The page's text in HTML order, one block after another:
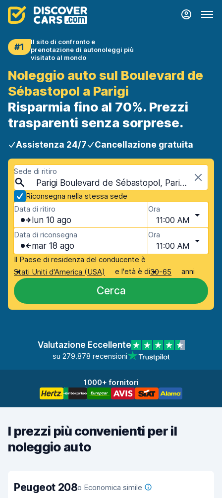
#1
Il sito di confronto e
prenotazione di autonoleggi più
visitato al mondo
Noleggio auto sul Boulevard de
Sébastopol a Parigi
Risparmia fino al 70%. Prezzi
trasparenti senza sorprese.
Assistenza 24/7 Cancellazione gratuita
Sede di ritiro
Parigi Boulevard de Sébastopol, Parigi, Francia
Riconsegna nella stessa sede
Data di ritiro
lun 10 ago
Ora
11:00 AM
Data di riconsegna
mar 18 ago
Ora
11:00 AM
Il Paese di residenza del conducente è
Stati Uniti d'America (USA)
e l'età è di30-65 anni
Cerca
Valutazione Eccellente
su 279.878 recensioni
1000+ fornitori
I prezzi più convenienti per il
noleggio auto
Peugeot 208o Economica simile